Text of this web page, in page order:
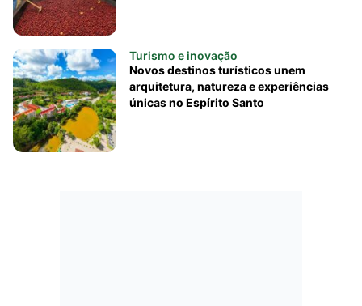
Turismo e inovação
Novos destinos turísticos unem
arquitetura, natureza e experiências
únicas no Espírito Santo